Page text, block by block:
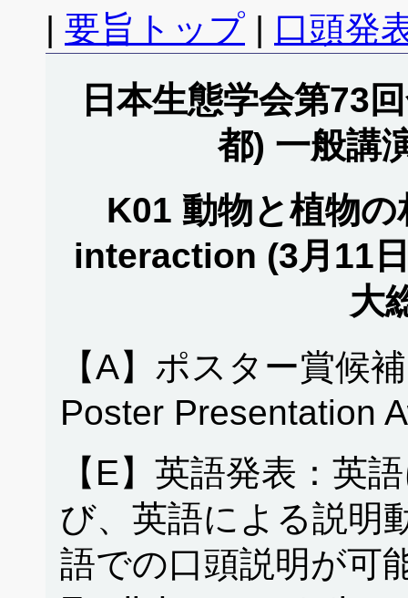
| 要旨トップ | 口頭発
日本生態学会第73
都) 一般講
K01 動物と植物
interaction (3月11
大
【A】ポスター賞候
Poster Presentation
【E】英語発表：英
び、英語による説明
語での口頭説明が可